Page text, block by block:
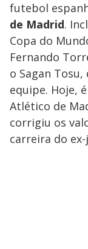
futebol
de Madrid.
Copa do
Fernando
o Sagan
equipe. Hoje,
Atlético de
corrigiu os
carreira do